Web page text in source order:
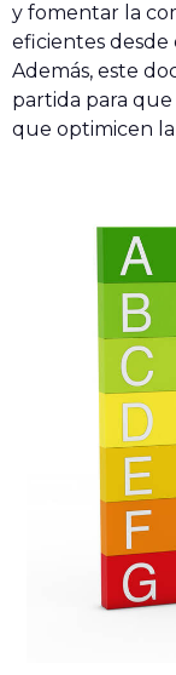
y fomentar la
eficientes
Además, este
partida para
que optimicen